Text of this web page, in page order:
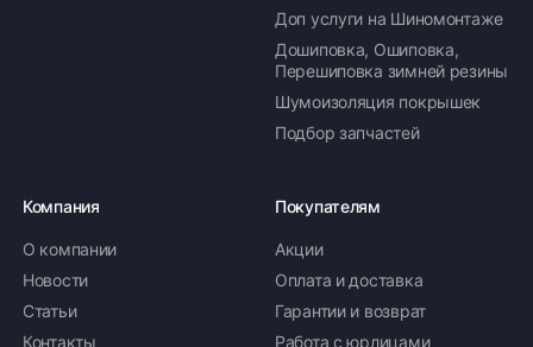
Доп услуги на Шиномонтаже
Дошиповка, Ошиповка,
Перешиповка зимней резины
Шумоизоляция покрышек
Подбор запчастей
Компания
О компании
Новости
Статьи
Контакты
Покупателям
Акции
Оплата и доставка
Гарантии и возврат
Работа с юрлицами